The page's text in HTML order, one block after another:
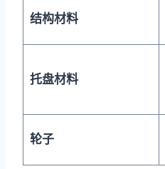
结构材料
托盘材料
轮子